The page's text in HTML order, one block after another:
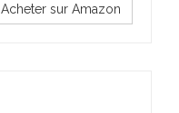
Acheter sur Amazon